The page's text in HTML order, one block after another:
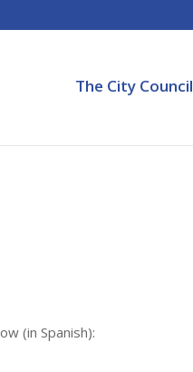
The City Council
(in Spanish):